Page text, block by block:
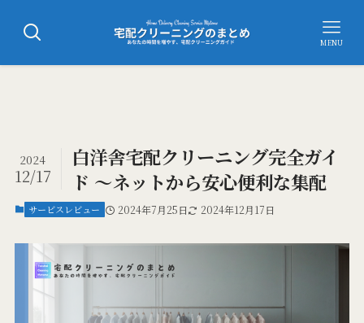
MENU
白洋舎宅配クリーニング完全ガイ
ド ～ネットから安心便利な集配
2024
12/17
サービスレビュー 2024年7月25日 2024年12月17日